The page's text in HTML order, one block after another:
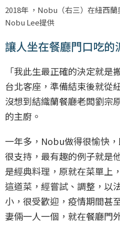
2018年 ，Nobu（右三）在紐西
Nobu Lee提供
讓人坐在餐廳門口吃的
「我此生最正確的決定就
台北客座，準備結束後就從
沒想到結織蘭餐廳老闆劉宗
的主廚。
一年多，Nobu做得很愉快
很支持，最有趣的例子就是
是經典料理，原就在菜單上
這道菜，經嘗試、調整，以
小，很受歡迎，疫情期間甚
妻倆一人一個，就在餐廳門